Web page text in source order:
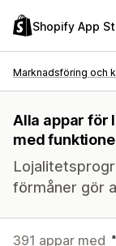
Shopify App
Marknadsföring och
Alla appar för
med
förmåner gör
391 appar med